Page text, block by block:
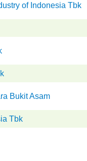
of Indonesia Tbk
Bukit Asam
Tbk